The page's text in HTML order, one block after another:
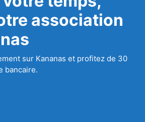
association
sur Kananas et profitez de 30
bancaire.